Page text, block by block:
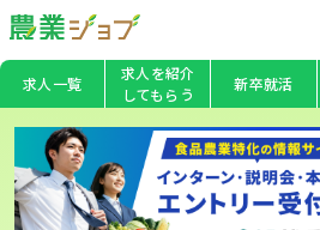
求人一覧
求人を紹介
してもらう
新卒就活